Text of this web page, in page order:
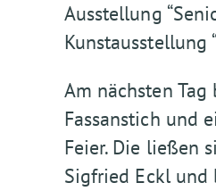
Ausstellung
Kunstausstellung
Am nächsten
Fassanstich und
Feier. Die ließen
Sigfried Eckl und